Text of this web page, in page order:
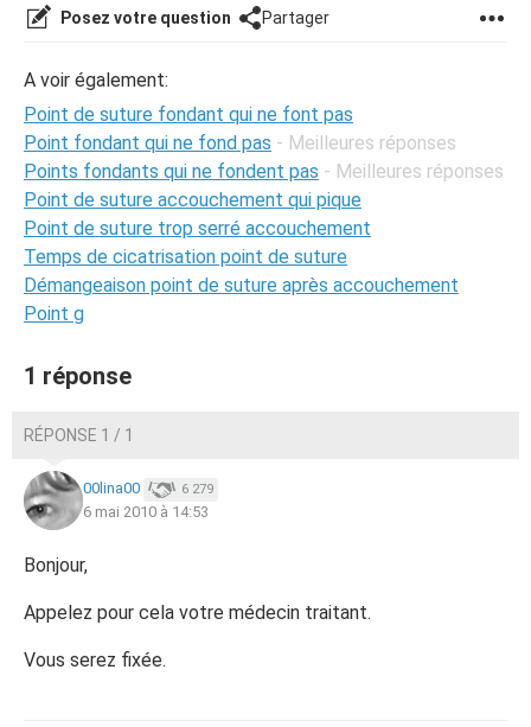
Posez votre question Partager
A voir également:
Point de suture fondant qui ne font pas
Point fondant qui ne fond pas - Meilleures réponses
Points fondants qui ne fondent pas - Meilleures réponses
Point de suture accouchement qui pique
Point de suture trop serré accouchement
Temps de cicatrisation point de suture
Démangeaison point de suture après accouchement
Point g
1 réponse
RÉPONSE 1 / 1
00lina00 6 279
6 mai 2010 à 14:53
Bonjour,
Appelez pour cela votre médecin traitant.
Vous serez fixée.